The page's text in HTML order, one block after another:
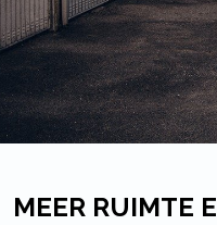
MEER RUIMTE